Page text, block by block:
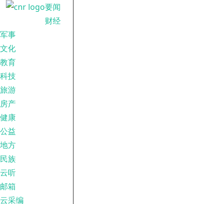
要闻
财经
军事
文化
教育
科技
旅游
房产
健康
公益
地方
民族
云听
邮箱
云采编